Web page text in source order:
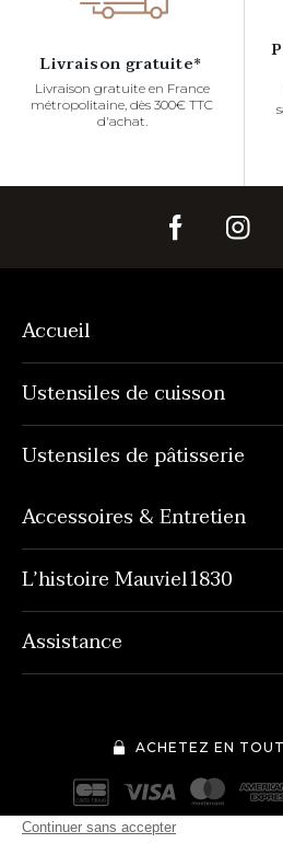
Livraison gratuite*
Livraison gratuite en France
métropolitaine, dès 300€ TTC
d'achat.
Accueil
Ustensiles de cuisson
Ustensiles de pâtisserie
Accessoires & Entretien
L’histoire Mauviel1830
Assistance
ACHETEZ EN